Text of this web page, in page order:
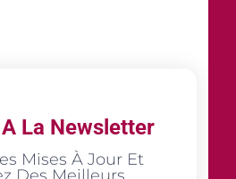
La Newsletter
Mises À Jour Et
Des Meilleurs